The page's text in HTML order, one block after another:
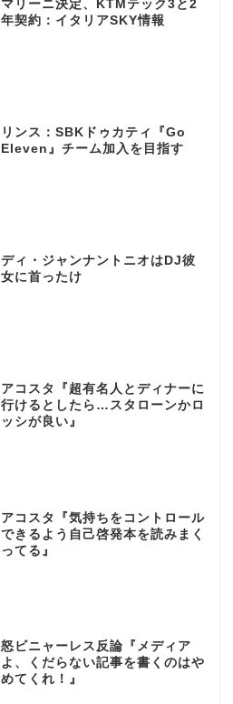
マリーニ決定、KTMテック3と2
年契約：イタリアSKY情報
リンス：SBKドゥカティ『Go
Eleven』チーム加入を目指す
ディ・ジャンナントニオはDJ彼
女に首ったけ
アコスタ『超有名人とディナーに
行けるとしたら…スタローンかロ
ッシが良い』
アコスタ『気持ちをコントロール
できるよう自己啓発本を読みまく
ってる』
怒ビニャーレス反論『メディア
よ、くだらない記事を書くのはや
めてくれ！』